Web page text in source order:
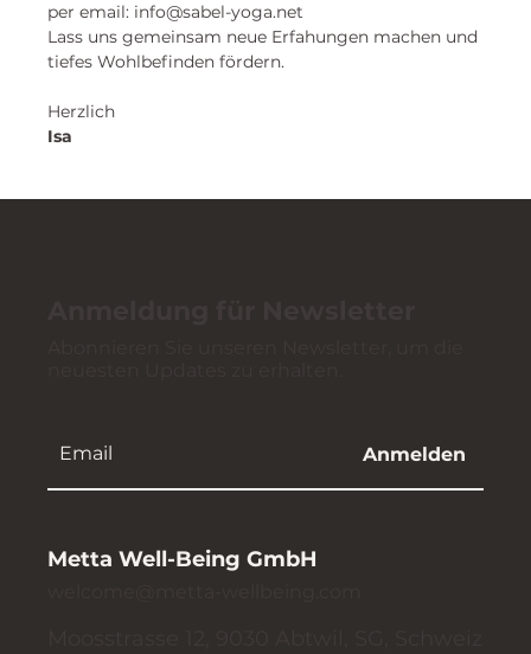
per email: info@sabel-yoga.net
Lass uns gemeinsam neue Erfahungen machen und
tiefes Wohlbefinden fördern.
Herzlich
Isa
Anmelden
Metta Well-Being GmbH